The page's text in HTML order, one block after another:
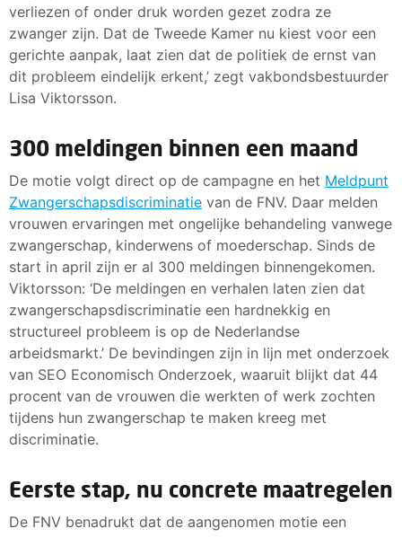
verliezen of onder druk worden gezet zodra ze
zwanger zijn. Dat de Tweede Kamer nu kiest voor een
gerichte aanpak, laat zien dat de politiek de ernst van
dit probleem eindelijk erkent,’ zegt vakbondsbestuurder
Lisa Viktorsson.
300 meldingen binnen een maand
De motie volgt direct op de campagne en het Meldpunt
Zwangerschapsdiscriminatie van de FNV. Daar melden
vrouwen ervaringen met ongelijke behandeling vanwege
zwangerschap, kinderwens of moederschap. Sinds de
start in april zijn er al 300 meldingen binnengekomen.
Viktorsson: ‘De meldingen en verhalen laten zien dat
zwangerschapsdiscriminatie een hardnekkig en
structureel probleem is op de Nederlandse
arbeidsmarkt.’ De bevindingen zijn in lijn met onderzoek
van SEO Economisch Onderzoek, waaruit blijkt dat 44
procent van de vrouwen die werkten of werk zochten
tijdens hun zwangerschap te maken kreeg met
discriminatie.
Eerste stap, nu concrete maatregelen
De FNV benadrukt dat de aangenomen motie een